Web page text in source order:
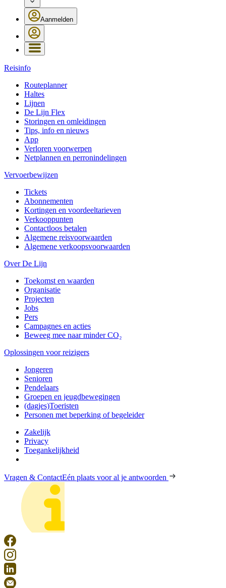
Aanmelden
Reisinfo
Routeplanner
Haltes
Lijnen
De Lijn Flex
Storingen en omleidingen
Tips, info en nieuws
App
Verloren voorwerpen
Netplannen en perronindelingen
Vervoerbewijzen
Tickets
Abonnementen
Kortingen en voordeeltarieven
Verkooppunten
Contactloos betalen
Algemene reisvoorwaarden
Algemene verkoopsvoorwaarden
Over De Lijn
Toekomst en waarden
Organisatie
Projecten
Jobs
Pers
Campagnes en acties
Beweeg mee naar minder CO₂
Oplossingen voor reizigers
Jongeren
Senioren
Pendelaars
Groepen en jeugdbewegingen
(dagjes)Toeristen
Personen met beperking of begeleider
Zakelijk
Privacy
Toegankelijkheid
Vragen & ContactEén plaats voor al je antwoorden